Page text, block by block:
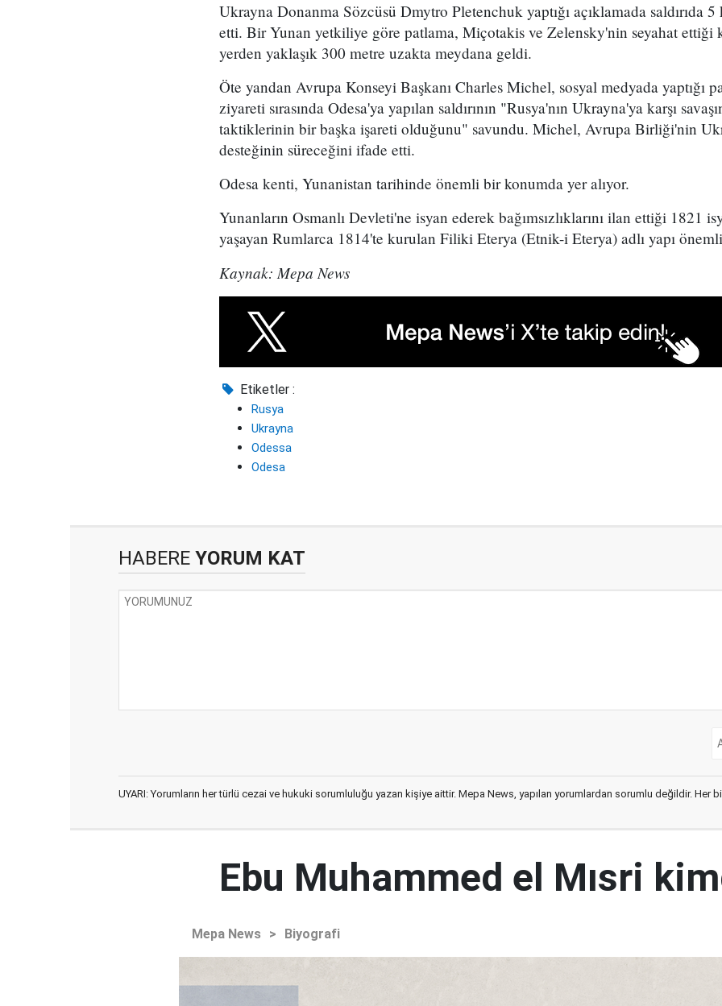
Ukrayna Donanma Sözcüsü Dmytro Pletenchuk yaptığı açıklamada saldırıda
etti. Bir Yunan yetkiliye göre patlama, Miçotakis ve Zelensky'nin seyahat ettiği
yerden yaklaşık 300 metre uzakta meydana geldi.
Öte yandan Avrupa Konseyi Başkanı Charles Michel, sosyal medyada yaptığı
ziyareti sırasında Odesa'ya yapılan saldırının "Rusya'nın Ukrayna'ya karşı
taktiklerinin bir başka işareti olduğunu" savundu. Michel, Avrupa Birliği'nin
desteğinin süreceğini ifade etti.
Odesa kenti, Yunanistan tarihinde önemli bir konumda yer alıyor.
Yunanların Osmanlı Devleti'ne isyan ederek bağımsızlıklarını ilan ettiği 1821
yaşayan Rumlarca 1814'te kurulan Filiki Eterya (Etnik-i Eterya) adlı yapı
Kaynak: Mepa News
Etiketler :
Rusya
Ukrayna
Odessa
Odesa
HABERE YORUM KAT
UYARI: Yorumların her türlü cezai ve hukuki sorumluluğu yazan kişiye aittir. Mepa News, yapılan yorumlardan sorumlu değildir. Her
Ebu Muhammed el Mısri
Mepa News > Biyografi